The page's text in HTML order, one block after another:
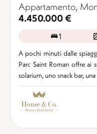
Appartamento,
4.450.000 €
1
A pochi minuti dalle
Parc Saint Roman offre ai
solarium, uno snack bar,